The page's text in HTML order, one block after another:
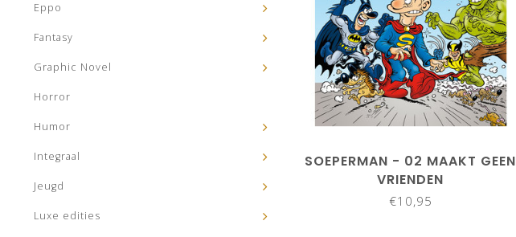
Eppo
Fantasy
Graphic Novel
Horror
Humor
Integraal
Jeugd
Luxe edities
SOEPERMAN - 02 MAAKT GEEN
VRIENDEN
€10,95